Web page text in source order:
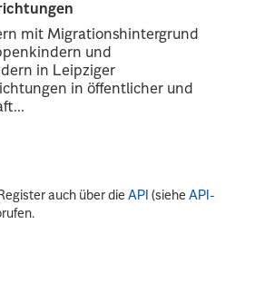
mit Migrationshintergrund
und
in Leipziger
in öffentlicher und
auch über dieAPI (sieheAPI-